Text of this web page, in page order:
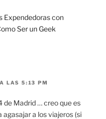
Expendedoras con
Ser un Geek
LAS 5:13 PM
de Madrid … creo que es
agasajar a los viajeros (si